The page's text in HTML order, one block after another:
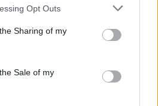
app uses one or more Google
usage behaviour. You may click to
and its third-party tags to
purposes in below Google
Opt Outs
Sharing of my
Sale of my
για τους μετανάστες:
δουλεύουν «άσπρα» και ποιοι
για την τροπολογία που
περίπου 30.000 αλλοδαπούς να